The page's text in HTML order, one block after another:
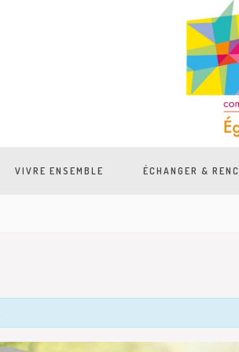
VIVRE ENSEMBLE ÉCHANGER &